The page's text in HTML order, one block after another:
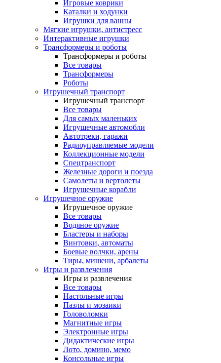
Игровые коврики
Каталки и ходунки
Игрушки для ванны
Мягкие игрушки, антистресс
Интерактивные игрушки
Трансформеры и роботы
Трансформеры и роботы
Все товары
Трансформеры
Роботы
Игрушечный транспорт
Игрушечный транспорт
Все товары
Для самых маленьких
Игрушечные автомобли
Автотреки, гаражи
Радиоуправляемые модели
Коллекционные модели
Спецтранспорт
Железные дороги и поезда
Самолеты и вертолеты
Игрушечные корабли
Игрушечное оружие
Игрушечное оружие
Все товары
Водяное оружие
Бластеры и наборы
Винтовки, автоматы
Боевые волчки, арены
Тиры, мишени, арбалеты
Игры и развлечения
Игры и развлечения
Все товары
Настольные игры
Пазлы и мозаики
Головоломки
Магнитные игры
Электронные игры
Дидактические игры
Лото, домино, мемо
Консольные игры